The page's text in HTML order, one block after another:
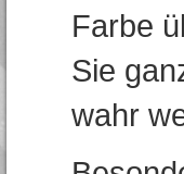
Farbe
Sie
wahr